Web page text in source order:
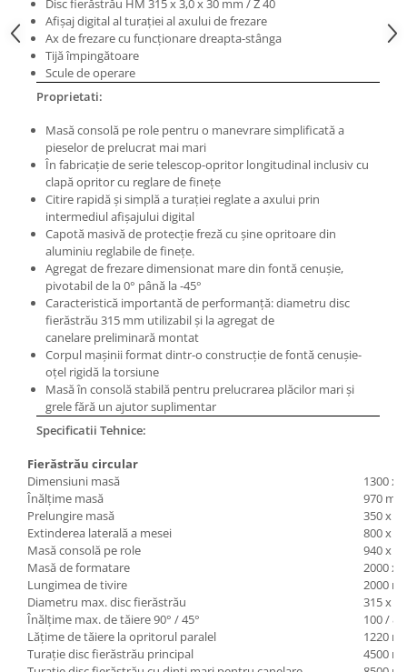
Masini electrice de filetat
Exhaustor pentru aschii metal
Masini de gaurit cu talpa
magnetica
Instalatii de spalare a pieselor
Lame de ferastrau cu varf din
carbura
Lame de ferăstrău cu acoperire
TiN
Panze de taiere cu banda verticala
Panze de taiere metal pentru
ferastraie
Roti de lustruit
Standuri pentru ferăstraie cu
bandă
Standuri pentru mașini de găurit și
frezat
Standuri pentru mașini de șlefuit
Standuri pentru strunguri metal
Unelte striere
Disc fierăstrău HM 315 x 3,0 x 30 mm / Z 40
Afişaj digital al turaţiei al axului de frezare
Ax de frezare cu funcţionare dreapta-stânga
Tijă împingătoare
Scule de operare
Proprietati:
Masă consolă pe role pentru o manevrare simplificată a
pieselor de prelucrat mai mari
În fabricaţie de serie telescop-opritor longitudinal inclusiv cu
clapă opritor cu reglare de fineţe
Citire rapidă şi simplă a turaţiei reglate a axului prin
intermediul afişajului digital
Capotă masivă de protecţie freză cu şine opritoare din
aluminiu reglabile de fineţe.
Agregat de frezare dimensionat mare din fontă cenuşie,
pivotabil de la 0° până la -45°
Caracteristică importantă de performanţă: diametru disc
fierăstrău 315 mm utilizabil şi la agregat de
canelare preliminară montat
Corpul maşinii format dintr-o construcţie de fontă cenuşie-
oţel rigidă la torsiune
Masă în consolă stabilă pentru prelucrarea plăcilor mari şi
grele fără un ajutor suplimentar
Specificatii Tehnice:
Fierăstrău circular
Dimensiuni masă
1300 x
Înălţime masă
970 mm
Prelungire masă
350 x
Extinderea laterală a mesei
800 x
Masă consolă pe role
940 x
Masă de formatare
2000 x
Lungimea de tivire
2000
Diametru max. disc fierăstrău
315 x
Înălţime max. de tăiere 90° / 45°
100 /
Lăţime de tăiere la opritorul paralel
1220
Turaţie disc fierăstrău principal
4500